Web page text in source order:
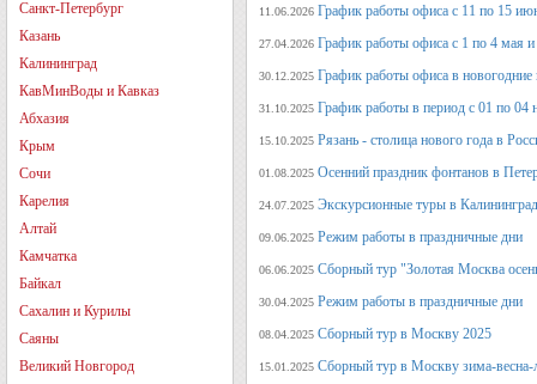
Санкт-Петербург
Казань
Калининград
КавМинВоды и Кавказ
Абхазия
Крым
Сочи
Карелия
Алтай
Камчатка
Байкал
Сахалин и Курилы
Саяны
Великий Новгород
11.06.2026 График работы офиса с 11 по 15
27.04.2026 График работы офиса с 1 по 4 мая
30.12.2025 График работы офиса в новогодние
31.10.2025 График работы в период с 01 по 04
15.10.2025 Рязань - столица нового года в
01.08.2025 Осенний праздник фонтанов в
24.07.2025 Экскурсионные туры в
09.06.2025 Режим работы в праздничные дни
06.06.2025 Сборный тур "Золотая Москва
30.04.2025 Режим работы в праздничные дни
08.04.2025 Сборный тур в Москву 2025
15.01.2025 Сборный тур в Москву зима-весна-